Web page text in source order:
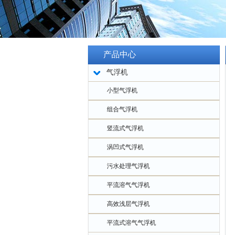
产品中心
气浮机
小型气浮机
组合气浮机
竖流式气浮机
涡凹式气浮机
污水处理气浮机
平流溶气气浮机
高效浅层气浮机
平流式溶气气浮机